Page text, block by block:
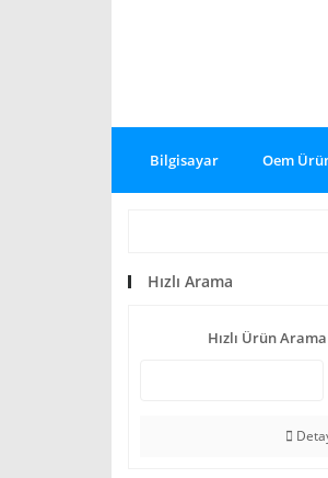
Bilgisayar Oem
Hızlı Arama
Hızlı Ürün Arama